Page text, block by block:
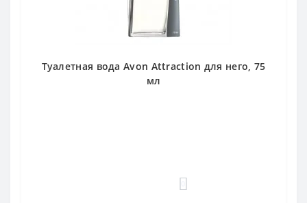
Туалетная вода Avon Attraction для него, 75
мл